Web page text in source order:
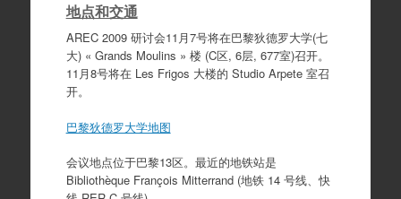
地点和交通
AREC 2009 研讨会11月7号将在巴黎狄德罗大学(七
大) « Grands Moulins » 楼 (C区, 6层, 677室)召开。
11月8号将在 Les Frigos 大楼的 Studio Arpete 室召
开。
巴黎狄德罗大学地图
会议地点位于巴黎13区。最近的地铁站是
Bibliothèque François Mitterrand (地铁 14 号线、快